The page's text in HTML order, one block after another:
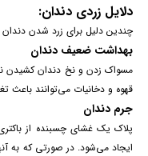
دلایل زردی دندان:
چندین دلیل برای زرد شدن دندان
بهداشت ضعیف دندان
مسواک زدن و نخ دندان کشیدن
قهوه و دخانیات می‌توانند باعث
جرم دندان
پلاک یک غشای چسبنده از
ایجاد می‌شود. در صورتی که به